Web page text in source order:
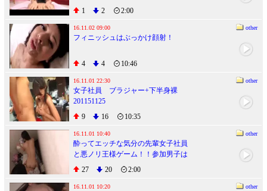
1
2 2:00
16.11.02 09:00 other
フィニッシュはぶっかけ顔射！
4 4 10:46
16.11.01 22:30 other
女子社員 ブラジャー+下半身裸
201151125
9
16 10:35
16.11.01 10:40 other
酔ってエッチな気分の先輩女子社員
と悪ノリ王様ゲーム！！参加男子は
僕一人楽しすぎて腰が砕けるほどや
られました。
27 20 2:00
16.11.01 10:20 other